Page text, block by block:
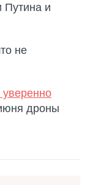
Путина и
не
дроны